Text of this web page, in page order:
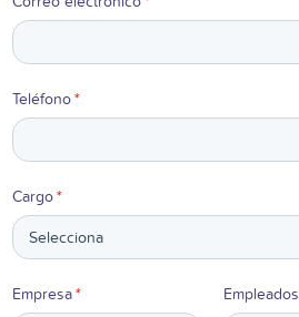
Teléfono*
Cargo*
Empresa* Empleados